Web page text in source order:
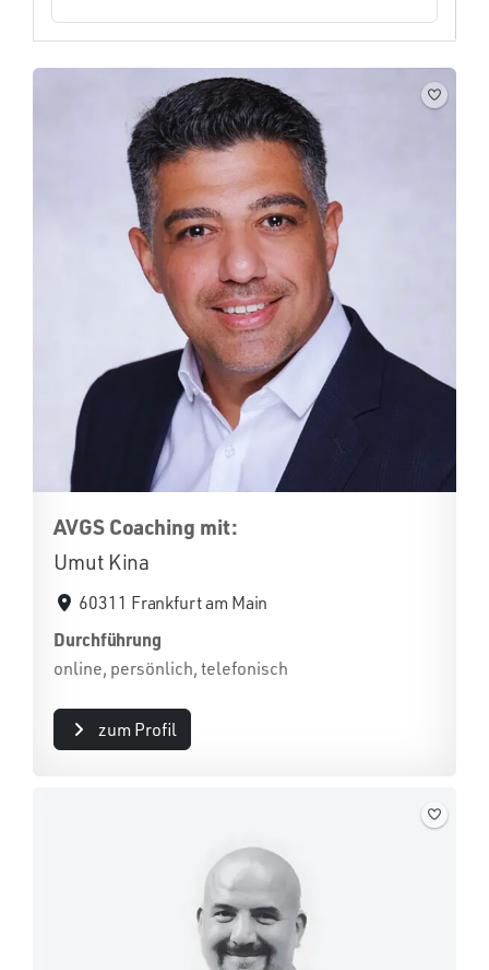
AVGS Coaching mit:
Umut Kina
60311 Frankfurt am Main
Durchführung
online, persönlich, telefonisch
zum Profil